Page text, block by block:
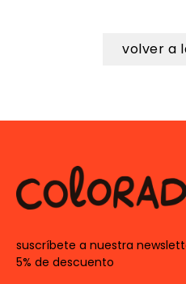
volver a
suscríbete a nuestra
5% de descuento